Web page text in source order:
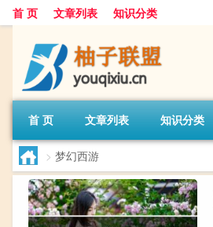
首 页 文章列表 知识分类
首 页 文章列表 知识分类
> 梦幻西游